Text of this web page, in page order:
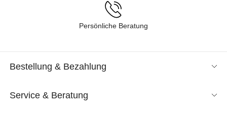
Persönliche Beratung
Bestellung & Bezahlung
Service & Beratung